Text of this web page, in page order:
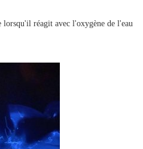
réagit avec l'oxygène de l'eau